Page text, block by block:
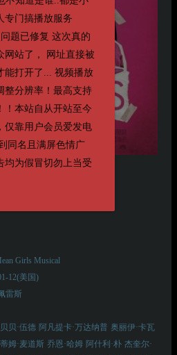
专门搞播放服务
题已修复 这次真的
网站了， 网址直接被
能打开了... 视频播放
整分辨率！最高支持
！本站自从开站至今
仅靠用户会员爱发电
同名且满屏色情广
均为假冒切勿上当受
Girls Musical
12(美国)
雷斯
贝贝·伍德 阿凡提卡·万达纳普 奥丽伊·卡瓦
蒂姆·麦道斯 乔恩·哈姆 阿什利·朴 杰奎尔·